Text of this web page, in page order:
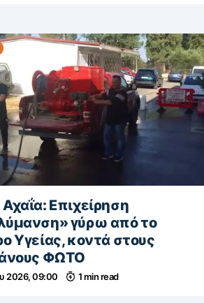
Επιχείρηση
γύρω από το
Υγείας, κοντά στους
ΦΩΤΟ
2026, 09:00 1 min read